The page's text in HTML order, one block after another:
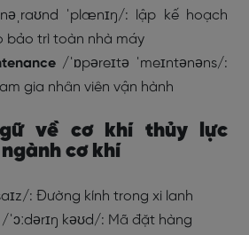
ˈplænɪŋ/: lập kế hoạch
bảo trì toàn nhà máy
/ˈɒpəreɪtə ˈmeɪntənəns/:
gia nhân viên vận hành
về cơ khí thủy lực
cơ khí
: Đường kính trong xi lanh
/ˈɔːdərɪŋ kəʊd/: Mã đặt hàng